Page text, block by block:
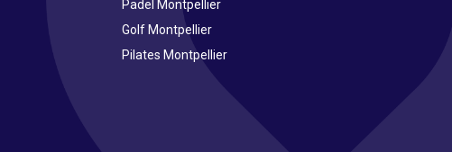
Padel Montpellier
Golf Montpellier
Pilates Montpellier